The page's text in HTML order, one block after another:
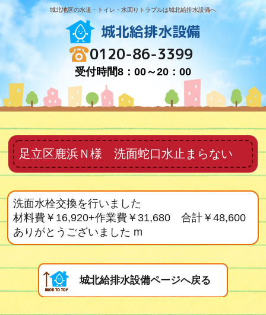
城北地区の水道・トイレ・水回りトラブルは城北給排水設備へ
城北給排水設備
0120-86-3399
受付時間8：00～20：00
足立区鹿浜Ｎ様 洗面蛇口水止まらない
洗面水栓交換を行いました
材料費￥16,920+作業費￥31,680 合計￥48,600
ありがとうございました m
城北給排水設備ページへ戻る